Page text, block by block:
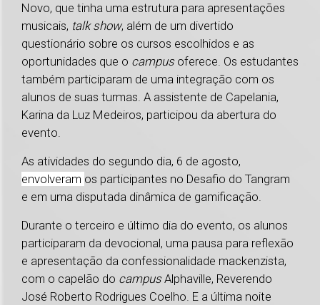
Novo, que tinha uma estrutura para apresentações
musicais, talk show, além de um divertido
questionário sobre os cursos escolhidos e as
oportunidades que o campus oferece. Os estudantes
também participaram de uma integração com os
alunos de suas turmas. A assistente de Capelania,
Karina da Luz Medeiros, participou da abertura do
evento.
As atividades do segundo dia, 6 de agosto,
envolveram os participantes no Desafio do Tangram
e em uma disputada dinâmica de gamificação.
Durante o terceiro e último dia do evento, os alunos
participaram da devocional, uma pausa para reflexão
e apresentação da confessionalidade mackenzista,
com o capelão do campus Alphaville, Reverendo
José Roberto Rodrigues Coelho. E a última noite